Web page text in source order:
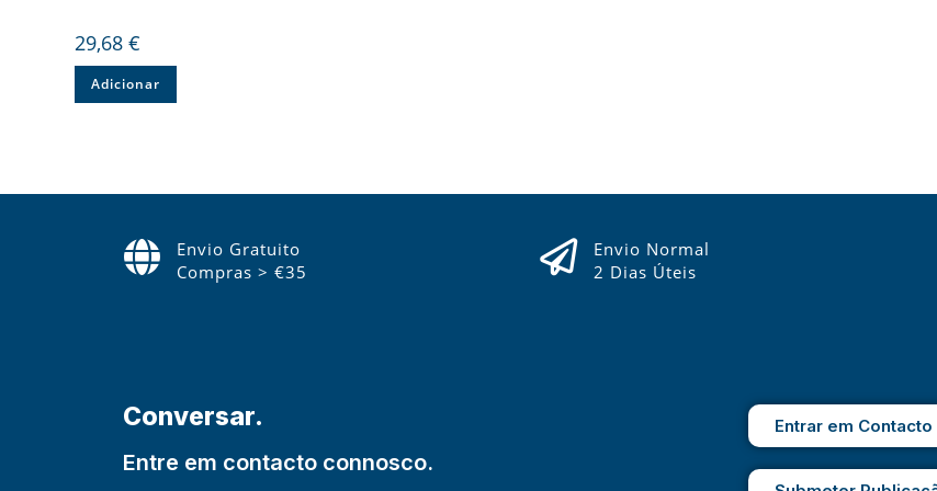
29,68€
Adicionar
Envio Gratuito
Compras > €35
Envio Normal
2 Dias Úteis
Conversar.
Entre em contacto connosco.
Entrar em Contacto